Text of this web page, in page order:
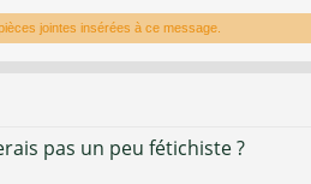
jointes insérées à ce message.
pas un peu fétichiste ?